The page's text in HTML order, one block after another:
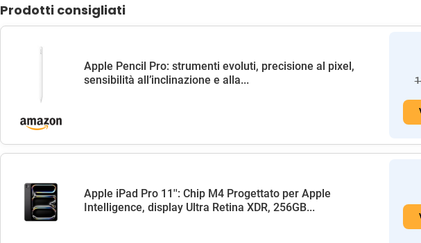
Prodotti consigliati
Apple Pencil Pro: strumenti evoluti, precisione al pixel,
sensibilità all’inclinazione e alla...
Apple iPad Pro 11'': Chip M4 Progettato per Apple
Intelligence, display Ultra Retina XDR, 256GB...